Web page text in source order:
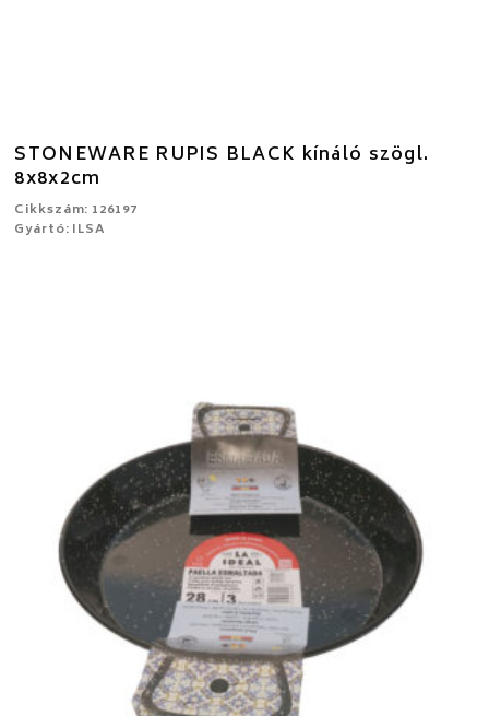
STONEWARE RUPIS BLACK kínáló szögl.
8x8x2cm
Cikkszám: 126197
Gyártó: ILSA